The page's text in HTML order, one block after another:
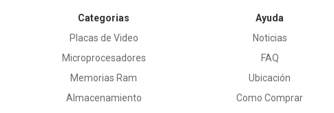
Categorias
Placas de Video
Microprocesadores
Memorias Ram
Almacenamiento
Ayuda
Noticias
FAQ
Ubicación
Como Comprar